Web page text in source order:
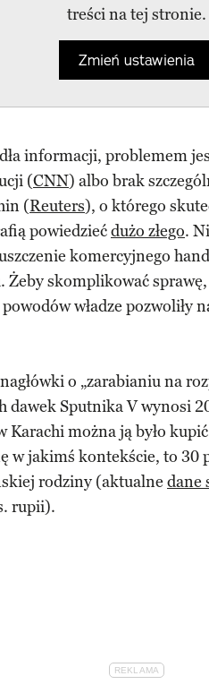
treści na tej stronie.
Zmień ustawienia
informacji, problemem
(CNN) albo brak
(Reuters), o którego
powiedziećdużo złego.
komercyjnego
skomplikować sprawę,
władze pozwoliły
o „zarabianiu na
dawek Sputnika V wynosi
Karachi można ją było
w jakimś kontekście, to 30
rodziny (aktualne dane
rupii).